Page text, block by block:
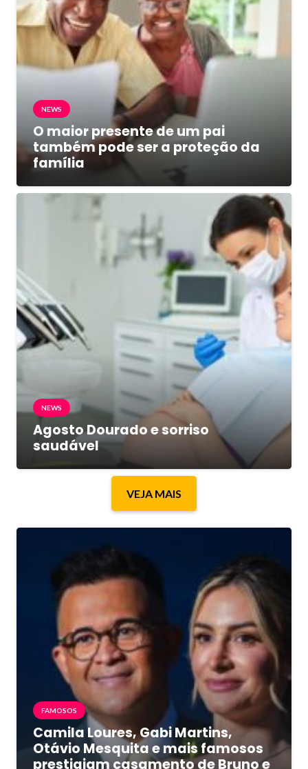
NEWS
O maior presente de um pai
também pode ser a proteção da
família
NEWS
Agosto Dourado e sorriso
saudável
VEJA MAIS
FAMOSOS
Camila Loures, Gabi Martins,
Otávio Mesquita e mais famosos
prestigiam casamento de Bruno e